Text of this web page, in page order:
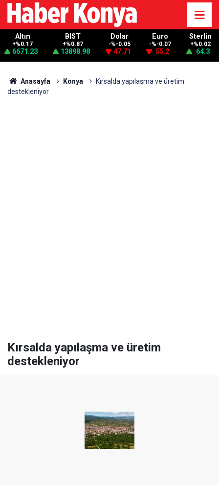
Altın
+%0.17
6671.23
BIST
+%0.87
13898.98
Dolar
-%-0.05
47.71
Euro
-%-0.07
55.2
Sterlin
+%0.02
64.3
Anasayfa Konya
Kırsalda yapılaşma ve üretim
destekleniyor
Kırsalda yapılaşma ve üretim
destekleniyor